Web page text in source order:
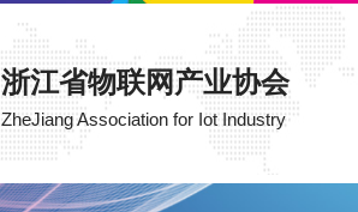
浙江省物联网产业协会
ZheJiang Association for Iot Industry